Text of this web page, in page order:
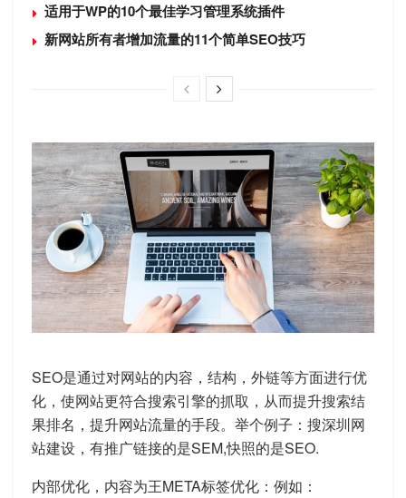
适用于WP的10个最佳学习管理系统插件
新网站所有者增加流量的11个简单SEO技巧
SEO是通过对网站的内容，结构，外链等方面进行优
化，使网站更符合搜索引擎的抓取，从而提升搜索结
果排名，提升网站流量的手段。举个例子：搜深圳网
站建设，有推广链接的是SEM,快照的是SEO.
内部优化，内容为王META标签优化：例如：